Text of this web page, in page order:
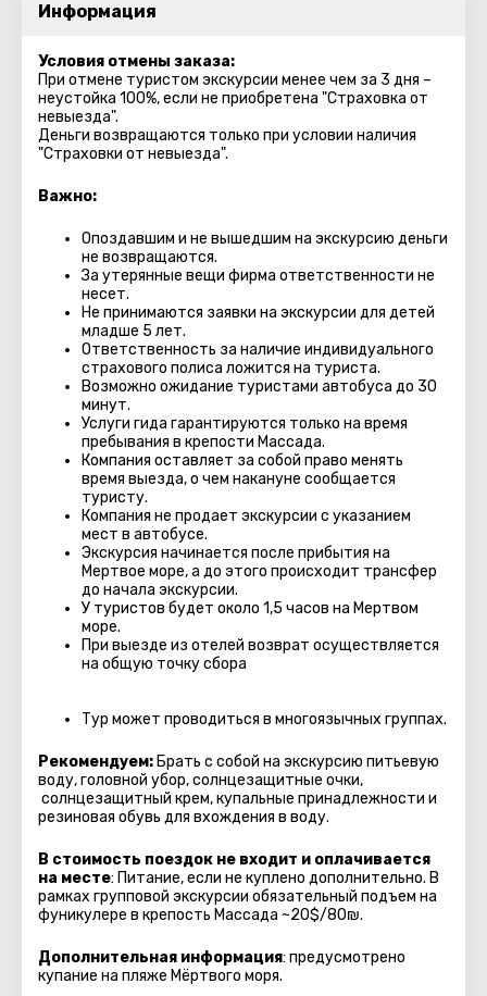
Информация
Условия отмены заказа:
При отмене туристом экскурсии менее чем за 3 дня –
неустойка 100%, если не приобретена "Страховка от
невыезда".
Деньги возвращаются только при условии наличия
"Страховки от невыезда".
Важно:
Опоздавшим и не вышедшим на экскурсию деньги
не возвращаются.
За утерянные вещи фирма ответственности не
несет.
Не принимаются заявки на экскурсии для детей
младше 5 лет.
Ответственность за наличие индивидуального
страхового полиса ложится на туриста.
Возможно ожидание туристами автобуса до 30
минут.
Услуги гида гарантируются только на время
пребывания в крепости Массада.
Компания оставляет за собой право менять
время выезда, о чем накануне сообщается
туристу.
Компания не продает экскурсии с указанием
мест в автобуcе.
Экскурсия начинается после прибытия на
Мертвое море, а до этого происходит трансфер
до начала экскурсии.
У туристов будет около 1,5 часов на Мертвом
море.
При выезде из отелей возврат осуществляется
на общую точку сбора
Тур может проводиться в многоязычных группах.
Рекомендуем: Брать с собой на экскурсию питьевую
воду, головной убор, солнцезащитные очки,
солнцезащитный крем, купальные принадлежности и
резиновая обувь для вхождения в воду.
В стоимость поездок не входит и оплачивается
на месте: Питание, если не куплено дополнительно. В
рамках групповой экскурсии обязательный подъем на
фуникулере в крепость Массада ~20$/80₪.
Дополнительная информация: предусмотрено
купание на пляже Мёртвого моря.